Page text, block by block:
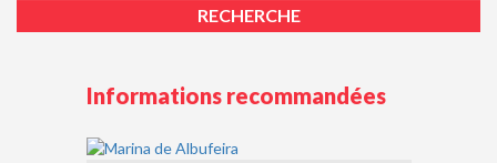
Informations recommandées